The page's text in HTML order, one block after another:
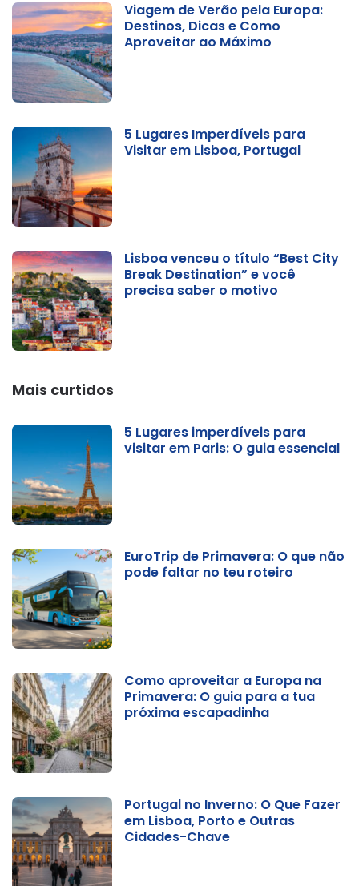
Viagem de Verão pela Europa:
Destinos, Dicas e Como
Aproveitar ao Máximo
5 Lugares Imperdíveis para
Visitar em Lisboa, Portugal
Lisboa venceu o título “Best City
Break Destination” e você
precisa saber o motivo
Mais curtidos
5 Lugares imperdíveis para
visitar em Paris: O guia essencial
EuroTrip de Primavera: O que não
pode faltar no teu roteiro
Como aproveitar a Europa na
Primavera: O guia para a tua
próxima escapadinha
Portugal no Inverno: O Que Fazer
em Lisboa, Porto e Outras
Cidades-Chave